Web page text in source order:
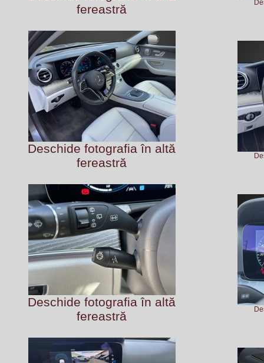
fereastră
Deschide fotografia în altă
fereastră
Deschide fotografia în altă
fereastră